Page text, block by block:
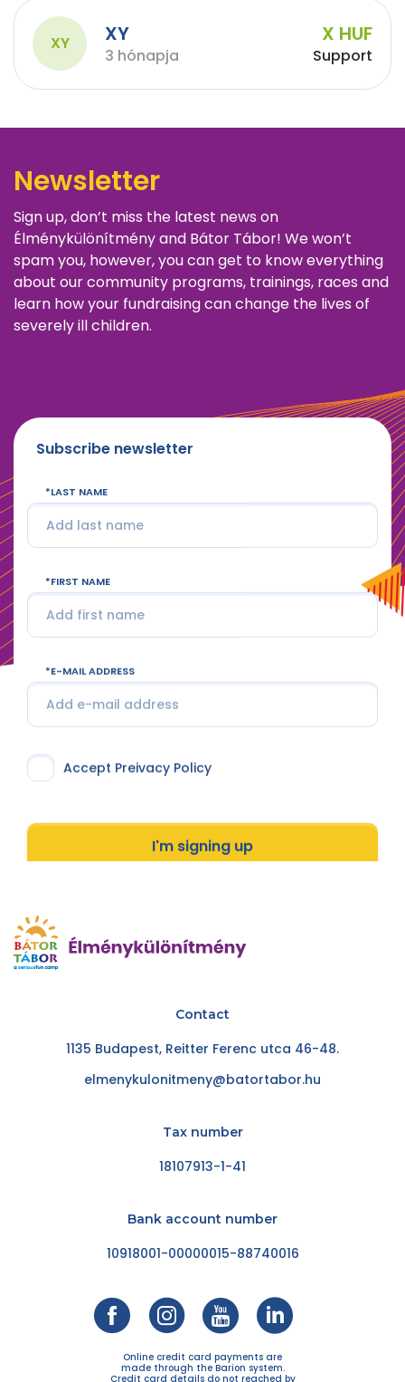
XY XY
3 hónapja
X HUF
Support
Newsletter
Sign up, don’t miss the latest news on
Élménykülönítmény and Bátor Tábor! We won’t
spam you, however, you can get to know everything
about our community programs, trainings, races and
learn how your fundraising can change the lives of
severely ill children.
Subscribe newsletter
LAST NAME
FIRST NAME
E-MAIL ADDRESS
Accept Preivacy Policy
I'm signing up
Contact
1135 Budapest, Reitter Ferenc utca 46-48.
elmenykulonitmeny@batortabor.hu
Tax number
18107913-1-41
Bank account number
10918001-00000015-88740016
Online credit card payments are
made through the Barion system.
Credit card details do not reached by